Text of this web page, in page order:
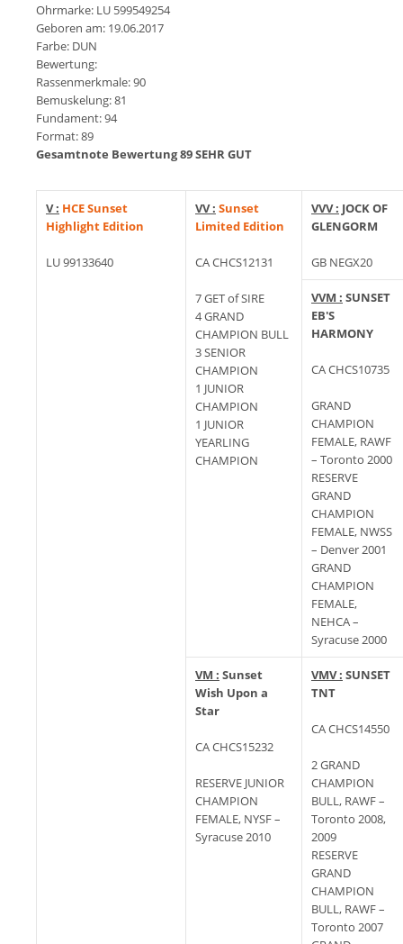
Ohrmarke: LU 599549254
Geboren am: 19.06.2017
Farbe: DUN
Bewertung:
Rassenmerkmale: 90
Bemuskelung: 81
Fundament: 94
Format: 89
Gesamtnote Bewertung 89 SEHR GUT
V : HCE Sunset
Highlight Edition
LU 99133640
VV : Sunset
Limited Edition
CA CHCS12131
7 GET of SIRE
4 GRAND
CHAMPION BULL
3 SENIOR
CHAMPION
1 JUNIOR
CHAMPION
1 JUNIOR
YEARLING
CHAMPION
VVV : JOCK OF
GLENGORM
GB NEGX20
VVM : SUNSET
EB'S
HARMONY
CA CHCS10735
GRAND
CHAMPION
FEMALE, RAWF
– Toronto 2000
RESERVE
GRAND
CHAMPION
FEMALE, NWSS
– Denver 2001
GRAND
CHAMPION
FEMALE,
NEHCA –
Syracuse 2000
VM : Sunset
Wish Upon a
Star
CA CHCS15232
RESERVE JUNIOR
CHAMPION
FEMALE, NYSF –
Syracuse 2010
VMV : SUNSET
TNT
CA CHCS14550
2 GRAND
CHAMPION
BULL, RAWF –
Toronto 2008,
2009
RESERVE
GRAND
CHAMPION
BULL, RAWF –
Toronto 2007